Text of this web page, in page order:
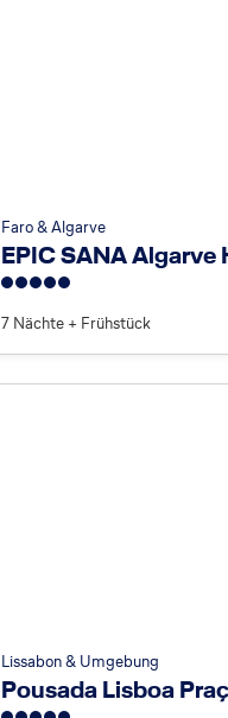
Faro & Algarve
EPIC SANA Algarve
7 Nächte + Frühstück
Lissabon & Umgebung
Pousada Lisboa